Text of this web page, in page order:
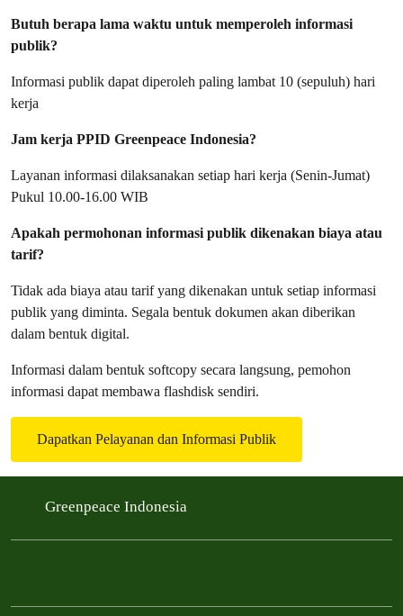
Butuh berapa lama waktu untuk memperoleh informasi
publik?
Informasi publik dapat diperoleh paling lambat 10 (sepuluh) hari
kerja
Jam kerja PPID Greenpeace Indonesia?
Layanan informasi dilaksanakan setiap hari kerja (Senin-Jumat)
Pukul 10.00-16.00 WIB
Apakah permohonan informasi publik dikenakan biaya atau
tarif?
Tidak ada biaya atau tarif yang dikenakan untuk setiap informasi
publik yang diminta. Segala bentuk dokumen akan diberikan
dalam bentuk digital.
Informasi dalam bentuk softcopy secara langsung, pemohon
informasi dapat membawa flashdisk sendiri.
Dapatkan Pelayanan dan Informasi Publik
Greenpeace Indonesia